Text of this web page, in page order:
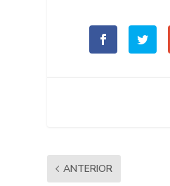
ANTERIOR